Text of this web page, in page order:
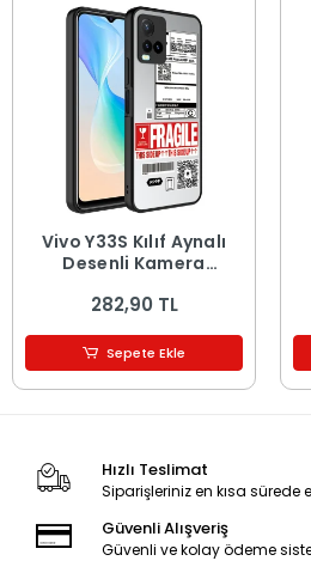
Vivo Y33S Kılıf Aynalı
Desenli Kamera
Kapak
282,90 TL
Sepete Ekle
Hızlı Teslimat
Siparişleriniz en kısa sürede
Güvenli Alışveriş
Güvenli ve kolay ödeme